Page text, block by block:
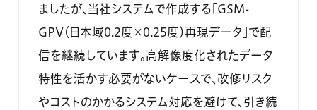
ましたが、当社システムで作成する「GSM-
GPV（日本域0.2度×0.25度）再現データ」で配
信を継続しています。高解像度化されたデータ
特性を活かす必要がないケースで、改修リスク
やコストのかかるシステム対応を避けて、引き続